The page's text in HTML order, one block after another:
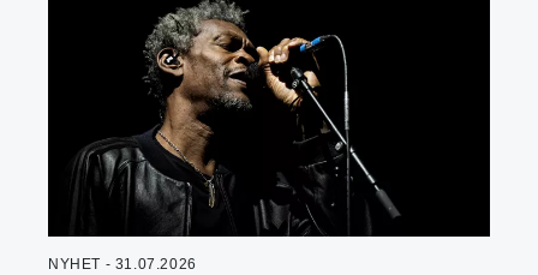
NYHET - 31.07.2026